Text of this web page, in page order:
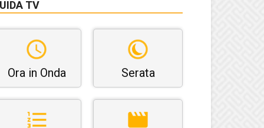
TV
Ora in Onda Serata